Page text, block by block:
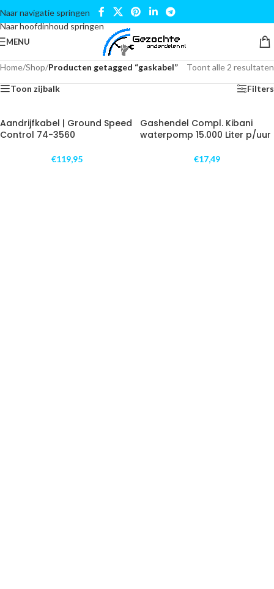
Naar navigatie springen
Naar hoofdinhoud springen
MENU
Home/Shop/Producten getagged “gaskabel” Toont alle 2 resultaten
Toon zijbalk Filters
Aandrijfkabel | Ground Speed
Control 74-3560
€119,95
Gashendel Compl. Kibani
waterpomp 15.000 Liter p/uur
€17,49